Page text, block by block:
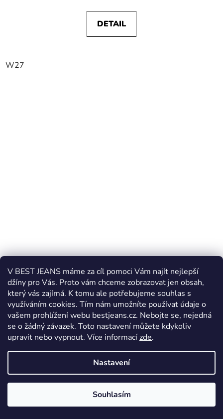
V BEST JEANS máme za cíl pomoci Vám najít nejlepší
džíny pro Vás. Proto vám chceme zobrazovat jen obsah,
který vás zajímá. K tomu ale potřebujeme souhlas s
využíváním cookies. Tím nám umožníte používat údaje o
vašem prohlížení webu bestjeans.cz. Nebojte se, nejedná
se o žádný závazek. Toto nastavení můžete kdykoliv
upravit nebo vypnout. Více informacízde.
Nastavení
Souhlasím
DETAIL
W27
Dámské rifle Cross Jeans Anya P 489-171
Skladem